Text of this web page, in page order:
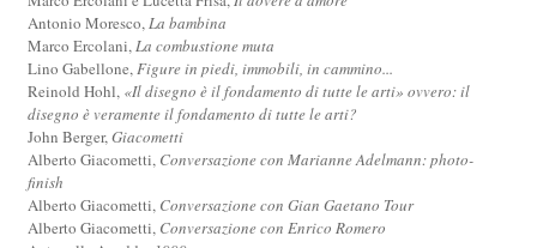
Antonio Moresco,La bambina
Marco Ercolani,La combustione muta
Lino Gabellone,Figure in piedi, immobili, in cammino...
Reinold Hohl, «Il disegno è il fondamento di tutte le arti» ovvero: il
disegno è veramente il fondamento di tutte le arti?
John Berger,Giacometti
Alberto Giacometti, Conversazione con Marianne Adelmann: photo-
finish
Alberto Giacometti, Conversazione con Gian Gaetano Tour
Alberto Giacometti, Conversazione con Enrico Romero